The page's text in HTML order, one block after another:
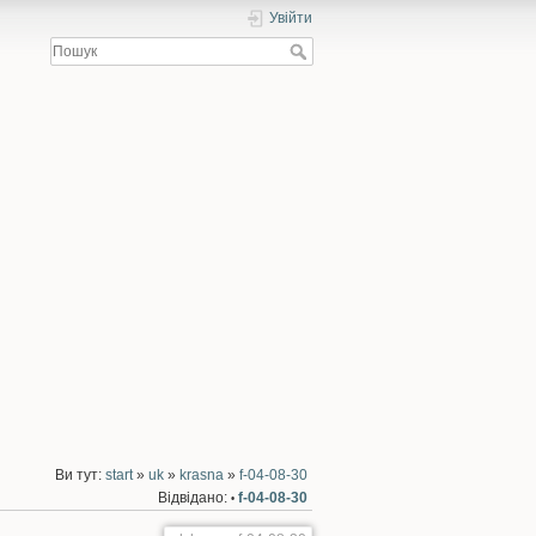
Увійти
Ви тут: start» uk» krasna » f-04-08-30
Відвідано: • f-04-08-30